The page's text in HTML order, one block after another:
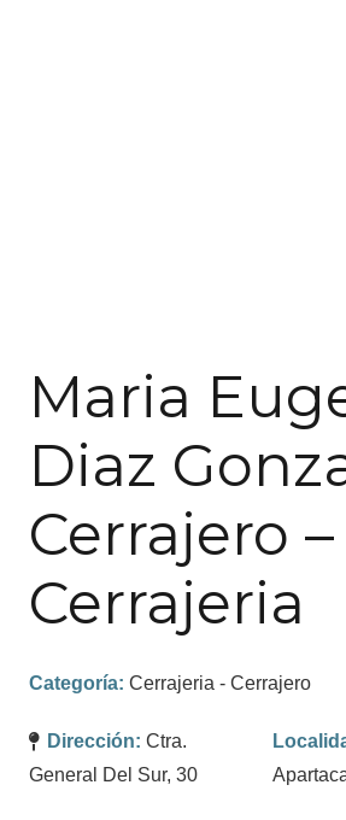
Maria
Diaz
Cerrajero –
Cerrajeria
Categoría: Cerrajeria - Cerrajero
Dirección:Ctra.
General Del Sur, 30